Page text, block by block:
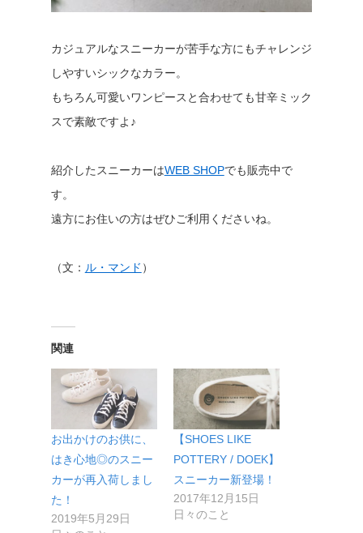
カジュアルなスニーカーが苦手な方にもチャレンジ
しやすいシックなカラー。
もちろん可愛いワンピースと合わせても甘辛ミック
スで素敵ですよ♪
紹介したスニーカーはWEB SHOPでも販売中で
す。
遠方にお住いの方はぜひご利用くださいね。
（文： ル・マンド ）
関連
お出かけのお供に、
はき心地◎のスニー
カーが再入荷しまし
た！
2019年5月29日
【SHOES LIKE
POTTERY / DOEK】
スニーカー新登場！
2017年12月15日
日々のこと